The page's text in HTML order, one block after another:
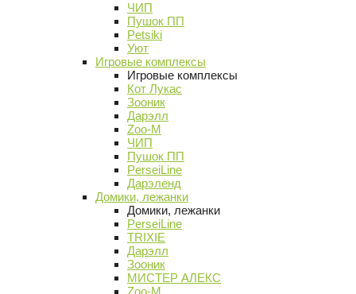
ЧИП
Пушок ПП
Petsiki
Уют
Игровые комплексы
Игровые комплексы
Кот Лукас
Зооник
Дарэлл
Zoo-M
ЧИП
Пушок ПП
PerseiLine
Дарэленд
Домики, лежанки
Домики, лежанки
PerseiLine
TRIXIE
Дарэлл
Зооник
МИСТЕР АЛЕКС
Zoo-M